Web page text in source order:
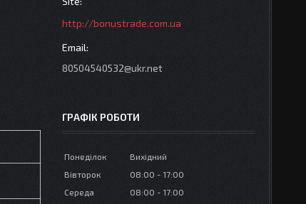
http://bonustrade.com.ua
80504540532@ukr.net
ГРАФІК РОБОТИ
Понеділок
Вихідний
Вівторок
08:00
17:00
Середа
08:00
17:00